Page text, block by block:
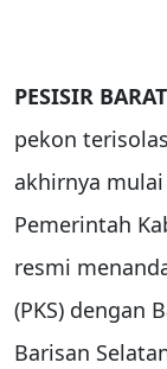
PESISIR BARAT
pekon
akhirnya
Pemerintah
resmi
(PKS) dengan
Barisan